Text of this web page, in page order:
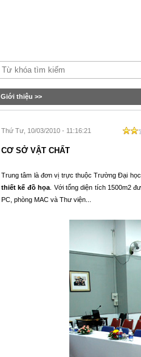
Giới thiệu >>
Thứ Tư, 10/03/2010 - 11:16:21
CƠ SỞ VẬT CHẤT
Trung tâm là đơn vị trực thuộc Trường Đại
thiết kế đồ họa . Với tổng diện tích 1500m2
PC, phòng MAC và Thư viện...